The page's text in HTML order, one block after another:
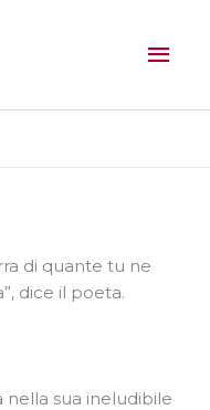
di quante tu ne
dice il poeta.
nella sua ineludibile